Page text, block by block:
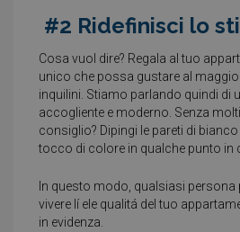
#2 Ridefinisci lo
Cosa vuol dire? Regala al tuo
unico che possa gustare al
inquilini. Stiamo parlando quindi di
accogliente e moderno. Senza
consiglio? Dipingi le pareti di
tocco di colore in qualche punto in
In questo modo, qualsiasi
vivere lí ele qualitá del tuo
in evidenza.